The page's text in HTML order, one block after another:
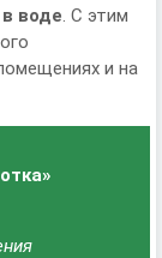
воде. С этим
и на